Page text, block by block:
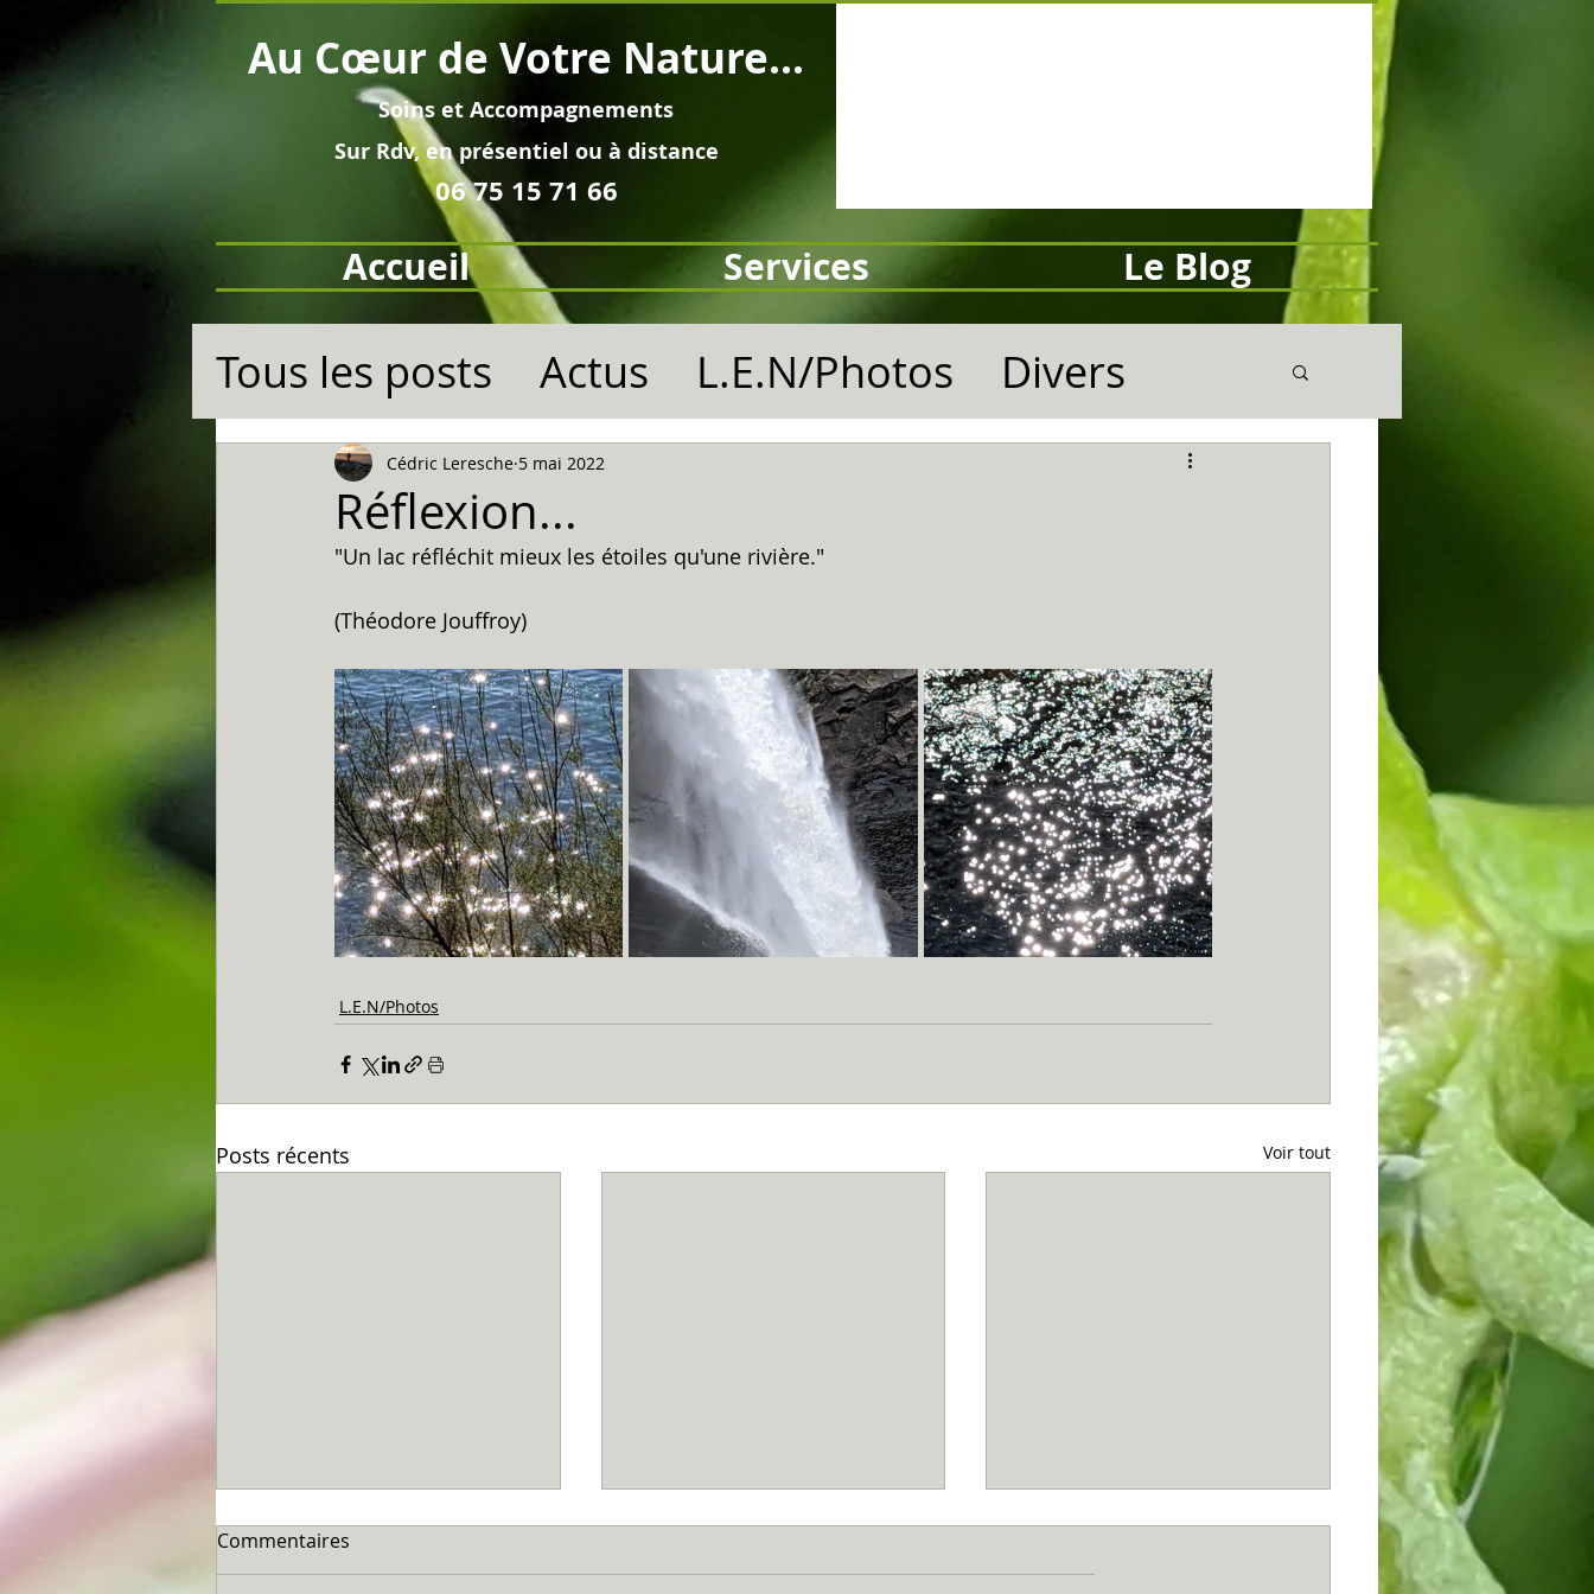
Soins et Accompagnements
Sur Rdv, en présentiel ou à distance
06 75 15 71 66
Au Cœur de Votre Nature...
Accueil Services Le Blog
Tous les posts Actus L.E.N/Photos Divers
Réflexion...
Cédric Leresche 5 mai 2022
"Un lac réfléchit mieux les étoiles qu'une rivière."
(Théodore Jouffroy)
L.E.N/Photos
Posts récents Voir tout
Commentaires